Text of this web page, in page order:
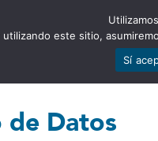
de Datos
utilizando este sitio,
Sí